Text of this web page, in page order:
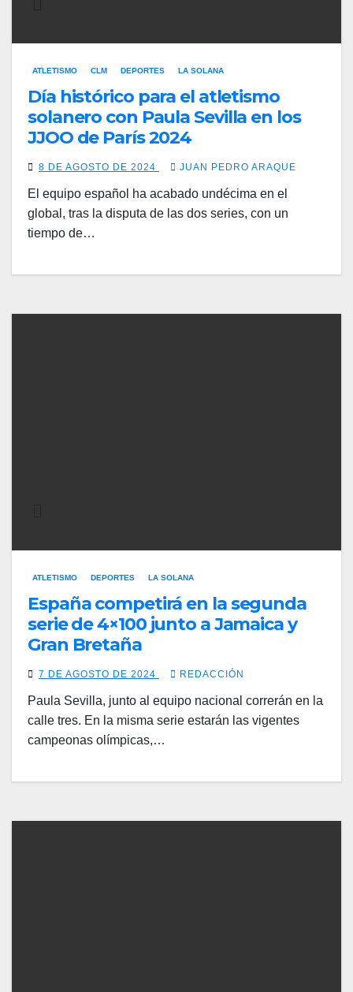
ATLETISMO CLM DEPORTES LA SOLANA
Día histórico para el atletismo
solanero con Paula Sevilla en los
JJOO de París 2024
8 DE AGOSTO DE 2024 JUAN PEDRO ARAQUE
El equipo español ha acabado undécima en el
global, tras la disputa de las dos series, con un
tiempo de…
ATLETISMO DEPORTES LA SOLANA
España competirá en la segunda
serie de 4×100 junto a Jamaica y
Gran Bretaña
7 DE AGOSTO DE 2024 REDACCIÓN
Paula Sevilla, junto al equipo nacional correrán en la
calle tres. En la misma serie estarán las vigentes
campeonas olímpicas,…